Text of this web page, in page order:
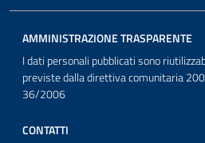
AMMINISTRAZIONE TRASPARENTE
I dati personali pubblicati sono
previste dalla direttiva comunitaria
36/2006
CONTATTI